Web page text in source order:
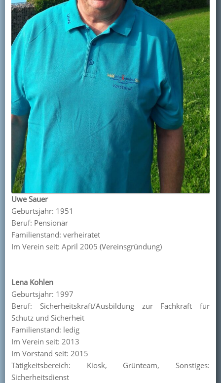
Uwe Sauer
Geburtsjahr: 1951
Beruf: Pensionär
Familienstand: verheiratet
Im Verein seit: April 2005 (Vereinsgründung)
Lena Kohlen
Geburtsjahr: 1997
Beruf: Sicherheitskraft/Ausbildung zur Fachkraft für
Schutz und Sicherheit
Familienstand: ledig
Im Verein seit: 2013
Im Vorstand seit: 2015
Tätigkeitsbereich: Kiosk, Grünteam, Sonstiges:
Sicherheitsdienst